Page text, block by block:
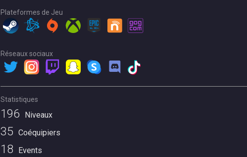
Plateformes de Jeu
Réseaux sociaux
Statistiques
196 Niveaux
35 Coéquipiers
18 Events